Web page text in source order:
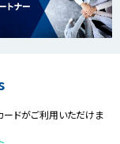
ードがご利用いただけま